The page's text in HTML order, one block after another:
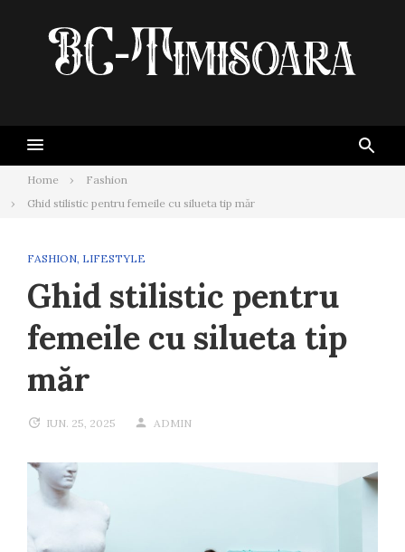
Home
Fashion
Ghid stilistic pentru femeile cu silueta tip măr
FASHION, LIFESTYLE
Ghid stilistic pentru
femeile cu silueta tip
măr
IUN. 25, 2025 ADMIN